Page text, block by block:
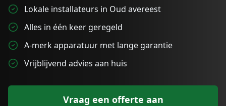
Lokale installateurs in Oud avereest
Alles in één keer geregeld
A-merk apparatuur met lange garantie
Vrijblijvend advies aan huis
Vraag een offerte aan